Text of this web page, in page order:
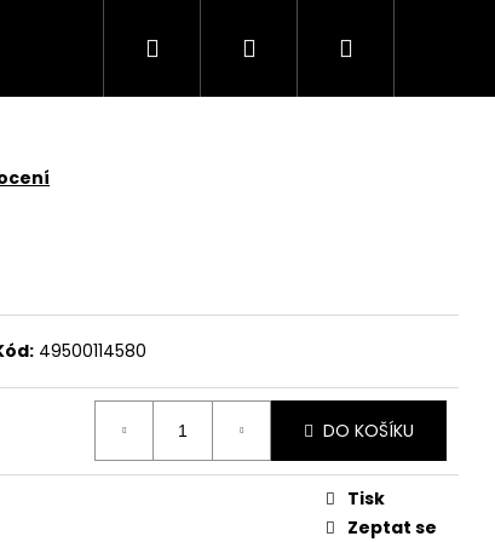
Hledat PřihlášeníNákupní
49500114580
DO KOŠÍKU
Tisk
Zeptat se